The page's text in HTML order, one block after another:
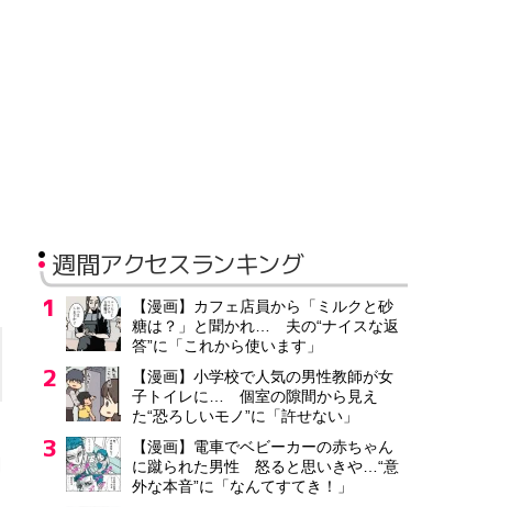
週間アクセスランキング
【漫画】カフェ店員から「ミルクと砂
糖は？」と聞かれ… 夫の“ナイスな返
答”に「これから使います」
【漫画】小学校で人気の男性教師が女
子トイレに… 個室の隙間から見え
た“恐ろしいモノ”に「許せない」
【漫画】電車でベビーカーの赤ちゃん
に蹴られた男性 怒ると思いきや…“意
外な本音”に「なんてすてき！」